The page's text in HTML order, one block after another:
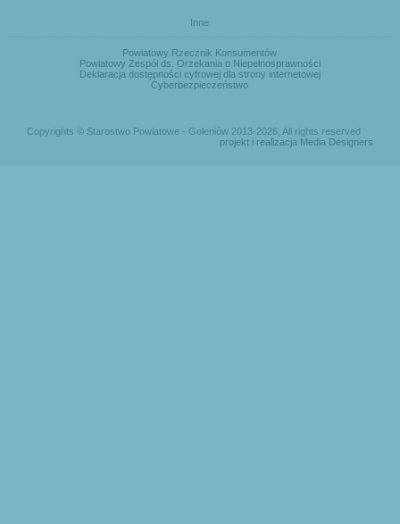
Inne
Powiatowy Rzecznik Konsumentów
Powiatowy Zespół ds. Orzekania o Niepełnosprawności
Deklaracja dostępności cyfrowej dla strony internetowej
Cyberbezpieczeństwo
Copyrights © Starostwo Powiatowe - Goleniów 2013-2026, All rights reserved
projekt i realizacja Media Designers